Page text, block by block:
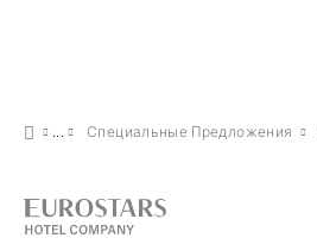
Специальные Предложения